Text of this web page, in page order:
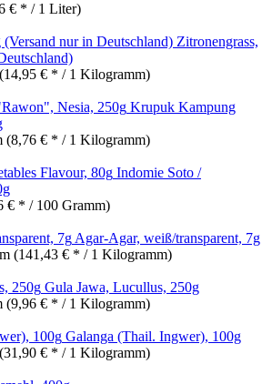
€ * / 1 Liter)
Zitronengrass,
(14,95 € * / 1 Kilogramm)
Krupuk Kampung
(8,76 € * / 1 Kilogramm)
Indomie Soto /
€ * / 100 Gramm)
Agar-Agar, weiß/transparent, 7g
(141,43 € * / 1 Kilogramm)
Gula Jawa, Lucullus, 250g
(9,96 € * / 1 Kilogramm)
Galanga (Thail. Ingwer), 100g
(31,90 € * / 1 Kilogramm)